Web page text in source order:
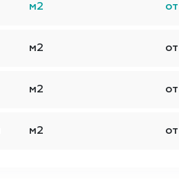
м2
м2
м2
м2